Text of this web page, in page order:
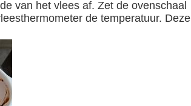
de temperatuur. Deze